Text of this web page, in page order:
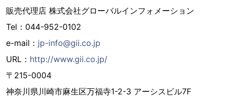
販売代理店 株式会社グローバルインフォメーション
Tel：044-952-0102
e-mail： jp-info@gii.co.jp
URL： http://www.gii.co.jp/
〒215-0004
神奈川県川崎市麻生区万福寺1-2-3 アーシスビル7F